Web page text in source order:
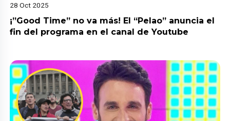
28 Oct 2025
¡”Good Time” no va más! El “Pelao” anuncia el
fin del programa en el canal de Youtube